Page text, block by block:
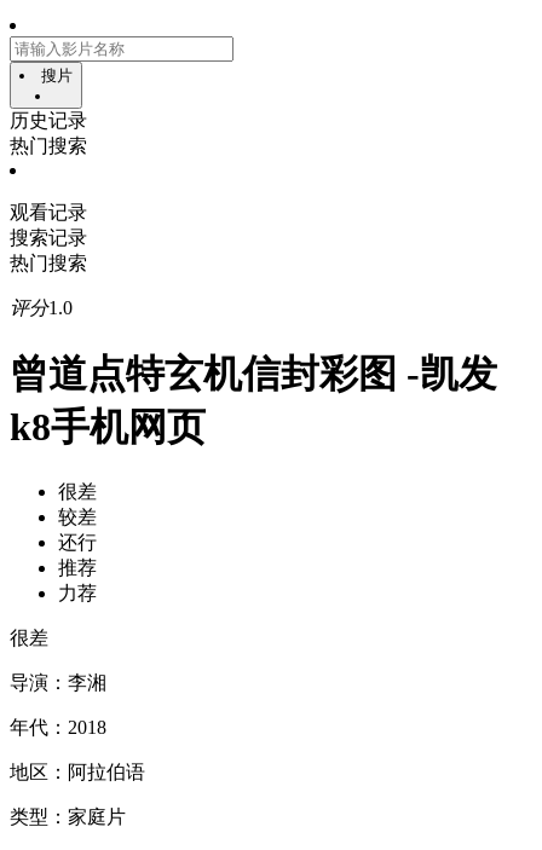
搜片
历史记录
热门搜索
观看记录
搜索记录
热门搜索
评分1.0
曾道点特玄机信封彩图 -凯发
k8手机网页
很差
较差
还行
推荐
力荐
很差
导演： 李湘
年代： 2018
地区： 阿拉伯语
类型： 家庭片